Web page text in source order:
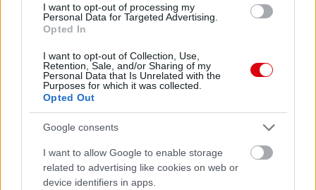
I want to opt-out of processing my
Personal Data for Targeted Advertising.
Opted In
I want to opt-out of Collection, Use,
Retention, Sale, and/or Sharing of my
Personal Data that Is Unrelated with the
Purposes for which it was collected.
Opted Out
Google consents
I want to allow Google to enable storage
related to advertising like cookies on web or
device identifiers in apps.
Meccs Center
Paris Saint-Germainvs
Manchester United